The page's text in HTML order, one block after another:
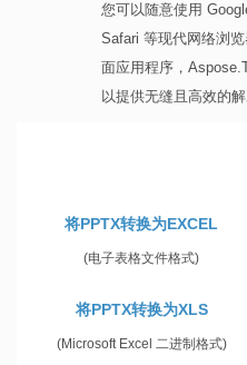
您可以随意使用
Safari 等现代网络浏
面应用程序，
以提供无缝且高效的解
将PPTX转换为EXCEL
(电子表格文件格式)
将PPTX转换为XLS
(Microsoft Excel 二进制格式)